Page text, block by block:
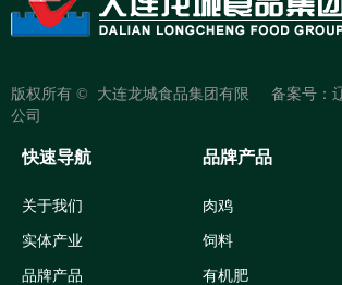
版权所有 ©
大连龙城食品集团有限
公司
备案号：
快速导航
关于我们
实体产业
品牌产品
肉鸡
饲料
有机肥
品牌产品